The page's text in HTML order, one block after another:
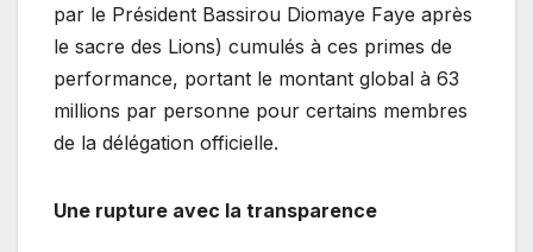
par le Président Bassirou Diomaye Faye après
le sacre des Lions) cumulés à ces primes de
performance, portant le montant global à 63
millions par personne pour certains membres
de la délégation officielle.
Une rupture avec la transparence